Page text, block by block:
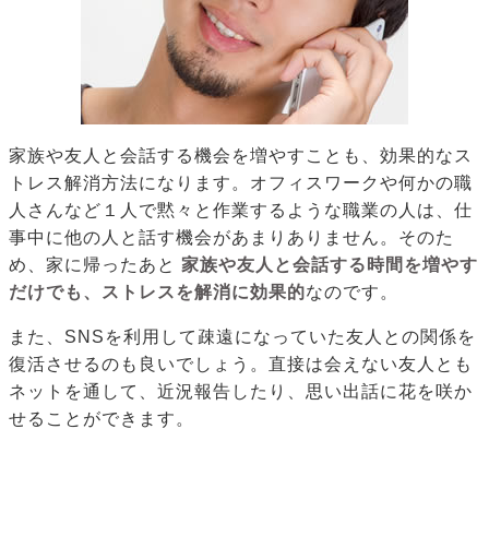
家族や友人と会話する機会を増やすことも、効果的なス
トレス解消方法になります。オフィスワークや何かの職
人さんなど１人で黙々と作業するような職業の人は、仕
事中に他の人と話す機会があまりありません。そのた
め、家に帰ったあと 家族や友人と会話する時間を増やす
だけでも、ストレスを解消に効果的なのです。
また、SNSを利用して疎遠になっていた友人との関係を
復活させるのも良いでしょう。直接は会えない友人とも
ネットを通して、近況報告したり、思い出話に花を咲か
せることができます。